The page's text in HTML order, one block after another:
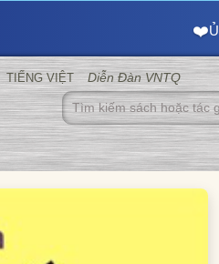
❤️
TIẾNG VIỆT Diễn Đàn VNTQ